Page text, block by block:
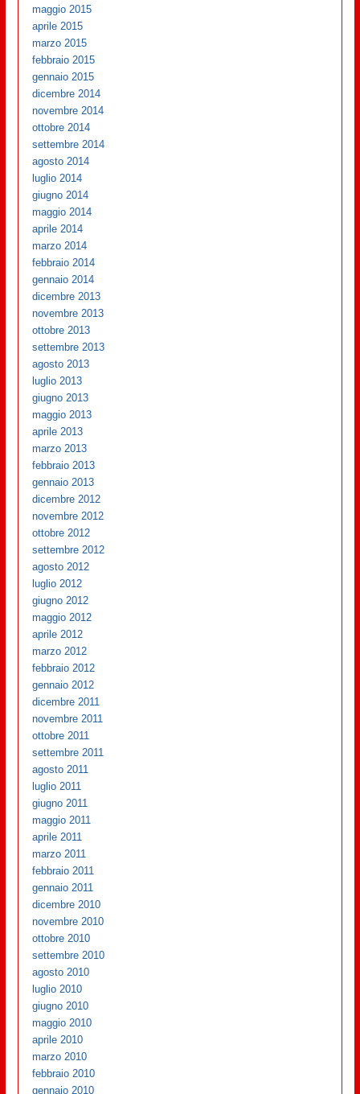
maggio 2015
aprile 2015
marzo 2015
febbraio 2015
gennaio 2015
dicembre 2014
novembre 2014
ottobre 2014
settembre 2014
agosto 2014
luglio 2014
giugno 2014
maggio 2014
aprile 2014
marzo 2014
febbraio 2014
gennaio 2014
dicembre 2013
novembre 2013
ottobre 2013
settembre 2013
agosto 2013
luglio 2013
giugno 2013
maggio 2013
aprile 2013
marzo 2013
febbraio 2013
gennaio 2013
dicembre 2012
novembre 2012
ottobre 2012
settembre 2012
agosto 2012
luglio 2012
giugno 2012
maggio 2012
aprile 2012
marzo 2012
febbraio 2012
gennaio 2012
dicembre 2011
novembre 2011
ottobre 2011
settembre 2011
agosto 2011
luglio 2011
giugno 2011
maggio 2011
aprile 2011
marzo 2011
febbraio 2011
gennaio 2011
dicembre 2010
novembre 2010
ottobre 2010
settembre 2010
agosto 2010
luglio 2010
giugno 2010
maggio 2010
aprile 2010
marzo 2010
febbraio 2010
gennaio 2010